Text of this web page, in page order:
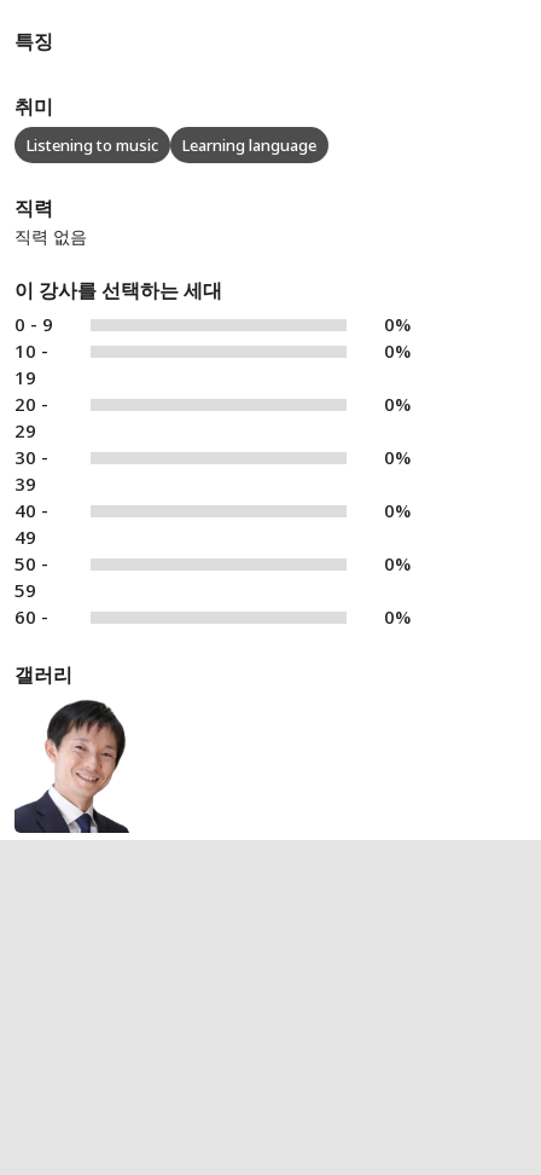
특징
취미
Listening to music Learning language
직력
직력 없음
이 강사를 선택하는 세대
0 - 9
0%
10 -
19
0%
20 -
29
0%
30 -
39
0%
40 -
49
0%
50 -
59
0%
60 - 0%
갤러리